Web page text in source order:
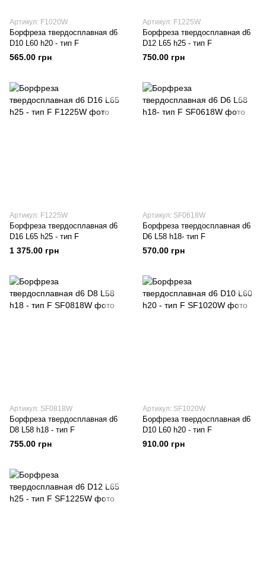
Артикул: F1020W
Борфреза твердосплавная d6
D10 L60 h20 - тип F
565.00 грн
Артикул: F1225W
Борфреза твердосплавная d6
D12 L65 h25 - тип F
750.00 грн
Артикул: F1225W
Борфреза твердосплавная d6
D16 L65 h25 - тип F
1 375.00 грн
Артикул: SF0618W
Борфреза твердосплавная d6
D6 L58 h18- тип F
570.00 грн
Артикул: SF0818W
Борфреза твердосплавная d6
D8 L58 h18 - тип F
755.00 грн
Артикул: SF1020W
Борфреза твердосплавная d6
D10 L60 h20 - тип F
910.00 грн